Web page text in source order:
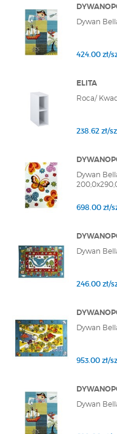
Dywan
424.00 zł/
ELITA
Roca/
238.62 zł/
Dywan
698.00 zł/
Dywan
246.00 zł/
Dywan
953.00 zł/
Dywan